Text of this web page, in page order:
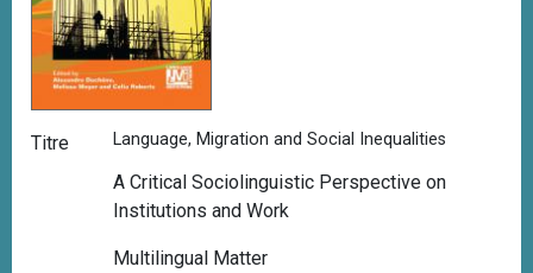
Titre Language, Migration and Social Inequalities
A Critical Sociolinguistic Perspective on
Institutions and Work
Multilingual Matter